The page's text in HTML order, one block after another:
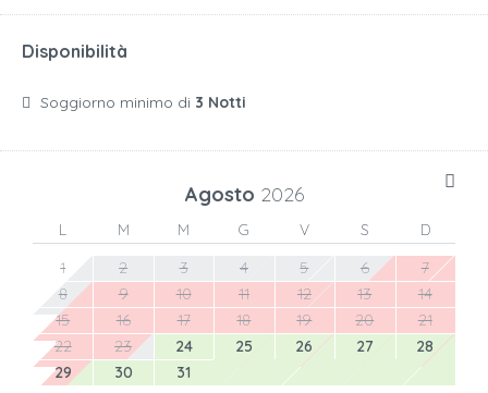
Disponibilità
Soggiorno minimo di 3 Notti
Agosto 2026
L M M G V S
D
1
2 3 4 5 6
7
8
9 10 11 12 13
14
15
16 17 18 19 20
21
22
23 24 25 26 27
28
29
30 31